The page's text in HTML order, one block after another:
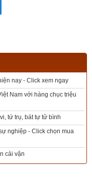
tuổi - Sim hợp mệnh giá rẻ
Giao sim miễn phí
-7x -6x giá rẻ nhất thị trường -